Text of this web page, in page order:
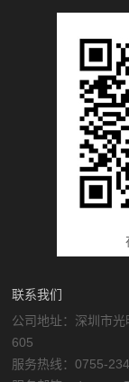
联系我们
公司地址：深圳市
605
服务热线：0755-